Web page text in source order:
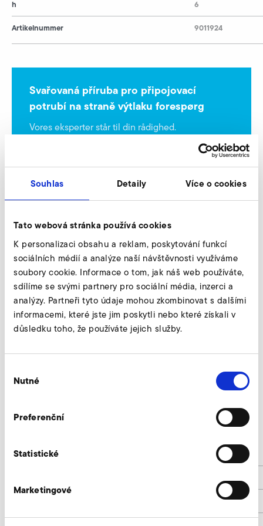
Souhlas Detaily Více o cookies
Tato webová stránka používá cookies
K personalizaci obsahu a reklam, poskytování funkcí
sociálních médií a analýze naší návštěvnosti využíváme
soubory cookie. Informace o tom, jak náš web používáte,
sdílíme se svými partnery pro sociální média, inzerci a
analýzy. Partneři tyto údaje mohou zkombinovat s dalšími
informacemi, které jste jim poskytli nebo které získali v
důsledku toho, že používáte jejich služby.
souhlasu
Nutné
Preferenční
Statistické
Marketingové
h
Artikelnummer
6
9011924
Svařovaná příruba pro připojovací
potrubí na straně výtlaku forespørg
Vores eksperter står til din rådighed.
Forespørg nu
straně sání
RD 94
d1